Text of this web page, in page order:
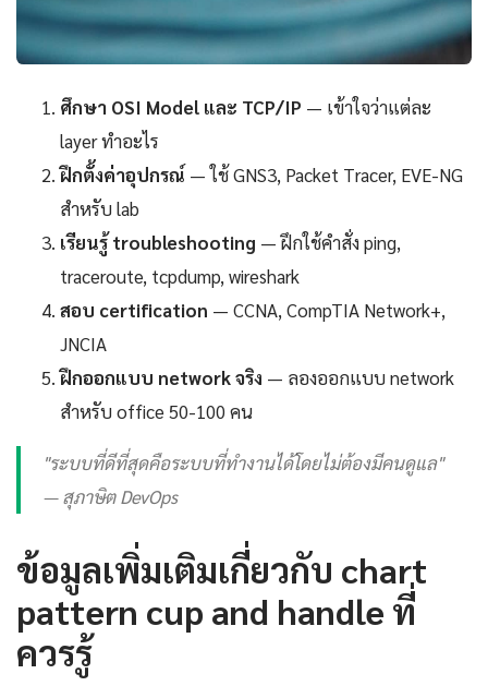
ศึกษา OSI Model และ TCP/IP — เข้าใจว่าแต่ละ
layer ทำอะไร
ฝึกตั้งค่าอุปกรณ์ — ใช้ GNS3, Packet Tracer, EVE-NG
สำหรับ lab
เรียนรู้ troubleshooting — ฝึกใช้คำสั่ง ping,
traceroute, tcpdump, wireshark
สอบ certification — CCNA, CompTIA Network+,
JNCIA
ฝึกออกแบบ network จริง — ลองออกแบบ network
สำหรับ office 50-100 คน
"ระบบที่ดีที่สุดคือระบบที่ทำงานได้โดยไม่ต้องมีคนดูแล"
— สุภาษิต DevOps
ข้อมูลเพิ่มเติมเกี่ยวกับ chart
pattern cup and handle ที่
ควรรู้